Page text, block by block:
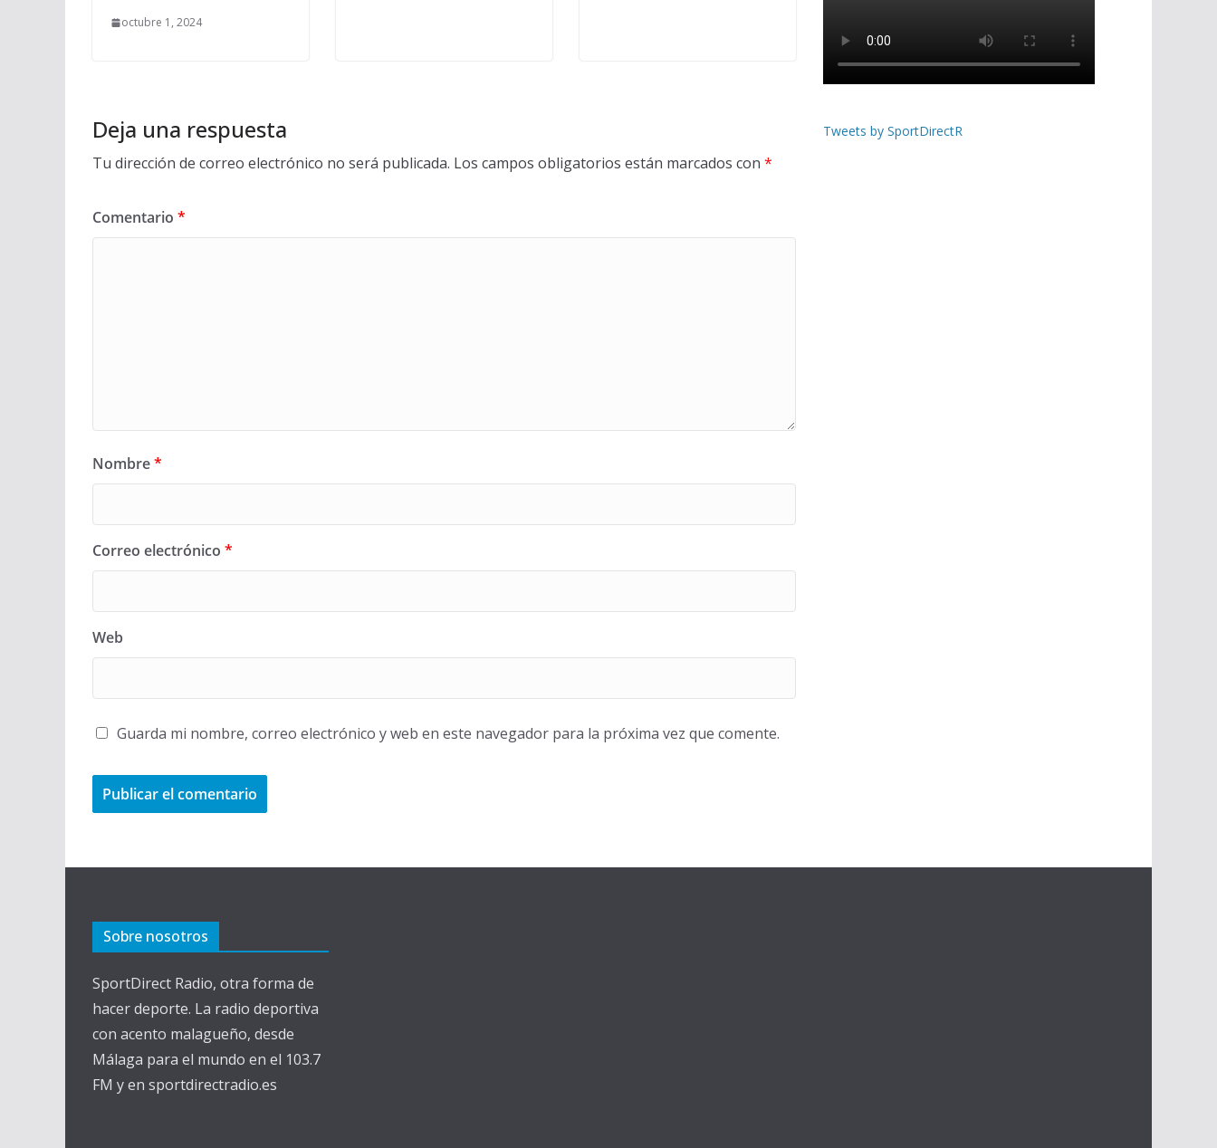
octubre 1, 2024
Deja una respuesta
Tu dirección de correo electrónico no será publicada. Los campos obligatorios están marcados con *
Comentario *
Nombre*
Correo electrónico *
Web
Guarda mi nombre, correo electrónico y web en este navegador para la próxima vez que comente.
Tweets by SportDirectR
Sobre nosotros
SportDirect Radio, otra forma de
hacer deporte. La radio deportiva
con acento malagueño, desde
Málaga para el mundo en el 103.7
FM y en sportdirectradio.es